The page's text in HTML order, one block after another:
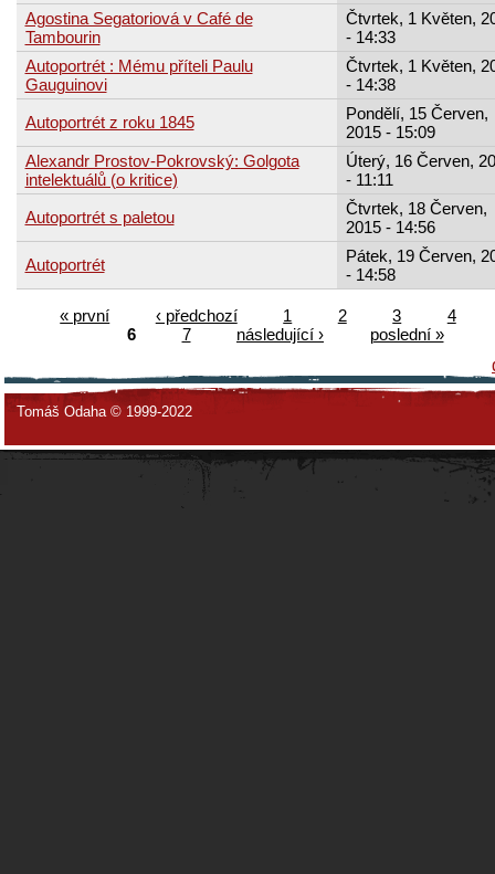
Agostina Segatoriová v Café de
Tambourin
Čtvrtek, 1 Květen,
- 14:33
Autoportrét : Mému příteli Paulu
Gauguinovi
Čtvrtek, 1 Květen,
- 14:38
Autoportrét z roku 1845
Pondělí, 15 Červen,
2015 - 15:09
Alexandr Prostov-Pokrovský: Golgota
intelektuálů (o kritice)
Úterý, 16 Červen,
- 11:11
Autoportrét s paletou
Čtvrtek, 18 Červen,
2015 - 14:56
Autoportrét
Pátek, 19 Červen,
- 14:58
« první ‹ předchozí 1 2 3
4
6
7 následující ›
poslední »
Tomáš Odaha © 1999-2022